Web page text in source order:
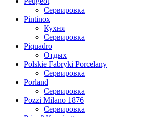
Сервировка
Pintinox
Кухня
Сервировка
Piquadro
Отдых
Polskie Fabryki Porcelany
Сервировка
Porland
Сервировка
Pozzi Milano 1876
Сервировка